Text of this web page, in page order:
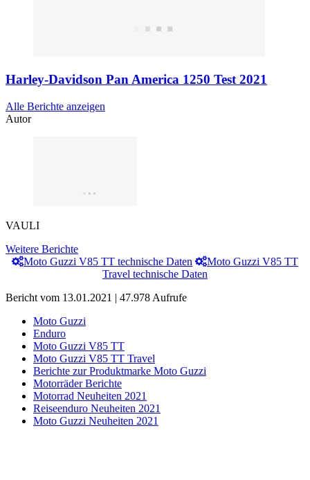
Harley-Davidson Pan America 1250 Test 2021
Alle Berichte anzeigen
Autor
VAULI
Weitere Berichte
Moto Guzzi V85 TT technische Daten
Moto Guzzi V85 TT
Travel technische Daten
Bericht vom 13.01.2021 | 47.978 Aufrufe
Moto Guzzi
Enduro
Moto Guzzi V85 TT
Moto Guzzi V85 TT Travel
Berichte zur Produktmarke Moto Guzzi
Motorräder Berichte
Motorrad Neuheiten 2021
Reiseenduro Neuheiten 2021
Moto Guzzi Neuheiten 2021